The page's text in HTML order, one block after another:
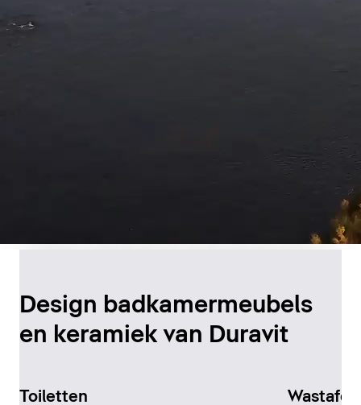
Canada
Meer informatie
Design badkamermeubels
en keramiek van Duravit
Toiletten